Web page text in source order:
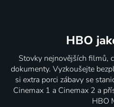
HBO
Stovky nejnovějších filmů,
dokumenty. Vyzkoušejte
si extra porci zábavy se
Cinemax 1 a Cinemax 2 a
HBO